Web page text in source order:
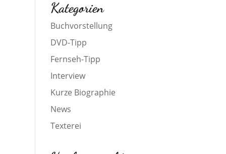
Kategorien
Buchvorstellung
DVD-Tipp
Fernseh-Tipp
Interview
Kurze Biographie
News
Texterei